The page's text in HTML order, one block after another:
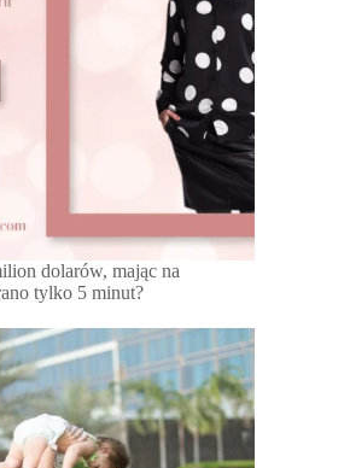
dolarów, mając na
tylko 5 minut?